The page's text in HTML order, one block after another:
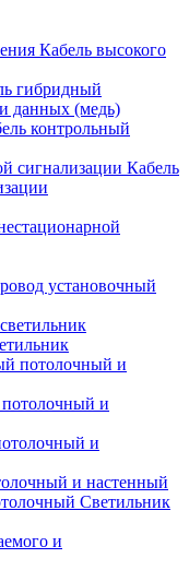
Кабель высокого
гибридный
данных (медь)
контрольный
Кабель
установочный
и
и настенный
Светильник